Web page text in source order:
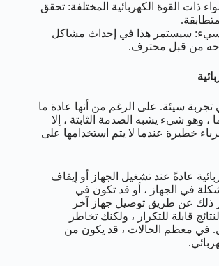
ذات القوة الكهربائية المختلفة: تحقق
سيء: سيستمر هذا في إحداث مشاكل
من قبل محترف.
تجربة سيئة. على الرغم من أنها عادة ما
وهو شيء يشبه الصدمة الثابتة ، إلا
خطيرة عندما لا يتم استخدامها على
عادةً عند تشغيل الجهاز أو إيقاف
في الجهاز ، أو قد تكون في
ذلك عن طريق توصيل جهاز آخر
قابلة للتكرار ، ولكنك تخاطر
في معظم الحالات ، قد يكون من